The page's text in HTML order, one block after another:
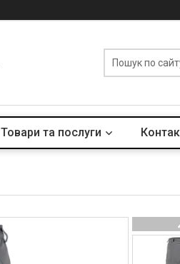
Товари та послуги